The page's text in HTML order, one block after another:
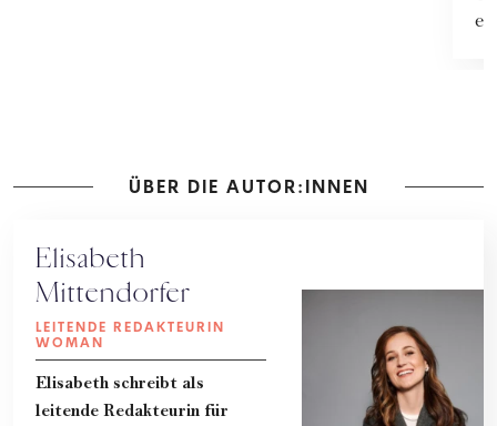
ÜBER DIE AUTOR:INNEN
Elisabeth
Mittendorfer
LEITENDE REDAKTEURIN
WOMAN
Elisabeth schreibt als
leitende Redakteurin für